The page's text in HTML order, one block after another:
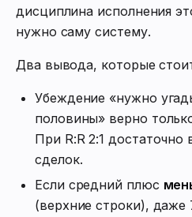
дисциплина исполнения
нужно саму систему.
Два вывода, которые
Убеждение «нужно
половины» верно
При R:R 2:1 достаточно
сделок.
Если средний плюс
(верхние строки), даже